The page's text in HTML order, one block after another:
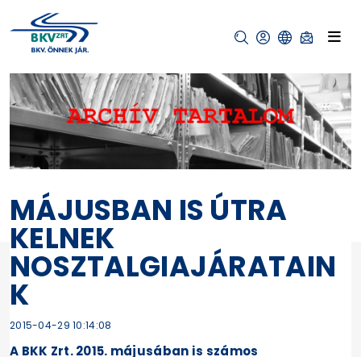
MÁJUSBAN IS ÚTRA
KELNEK
NOSZTALGIAJÁRATAIN
K
2015-04-29 10:14:08
A BKK Zrt. 2015. májusában is számos